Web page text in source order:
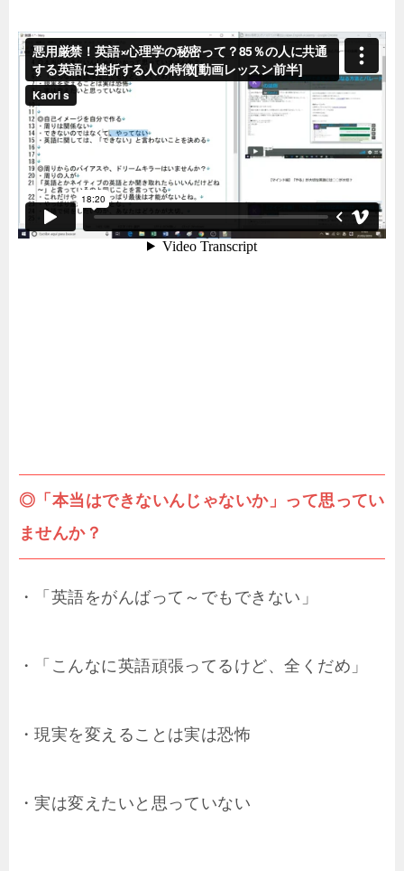
◎「本当はできないんじゃないか」って思ってい
ませんか？
・「英語をがんばって～でもできない」
・「こんなに英語頑張ってるけど、全くだめ」
・現実を変えることは実は恐怖
・実は変えたいと思っていない